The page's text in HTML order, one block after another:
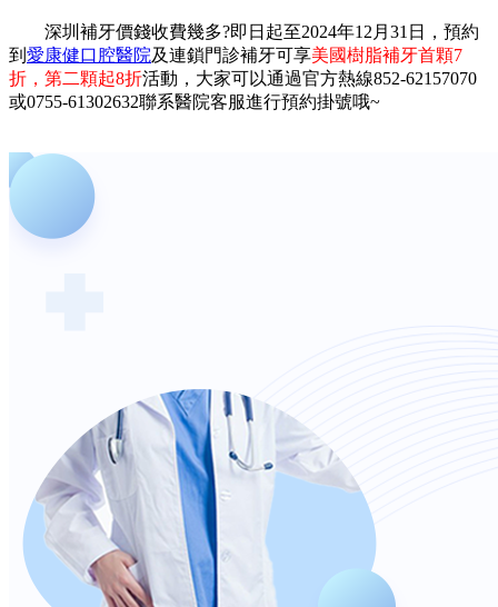
深圳補牙價錢收費幾多?即日起至2024年12月31日，預約
到 愛康健口腔醫院及連鎖門診補牙可享美國樹脂補牙首顆7
折，第二顆起8折活動，大家可以通過官方熱線852-62157070
或0755-61302632聯系醫院客服進行預約掛號哦~